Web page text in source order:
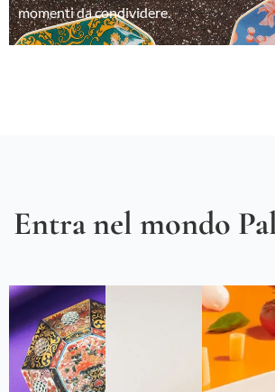
momenti da condividere.
Entra nel mondo